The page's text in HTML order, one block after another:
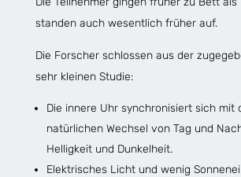
standen auch wesentlich früher auf.
Die Forscher schlossen aus der
sehr kleinen Studie:
Die innere Uhr synchronisiert sich mit
natürlichen Wechsel von Tag und
Helligkeit und Dunkelheit.
Elektrisches Licht und wenig